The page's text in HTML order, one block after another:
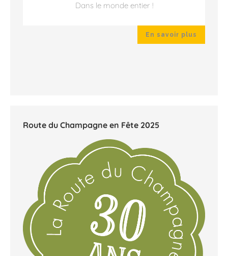
Dans le monde entier !
En savoir plus
Route du Champagne en Fête 2025